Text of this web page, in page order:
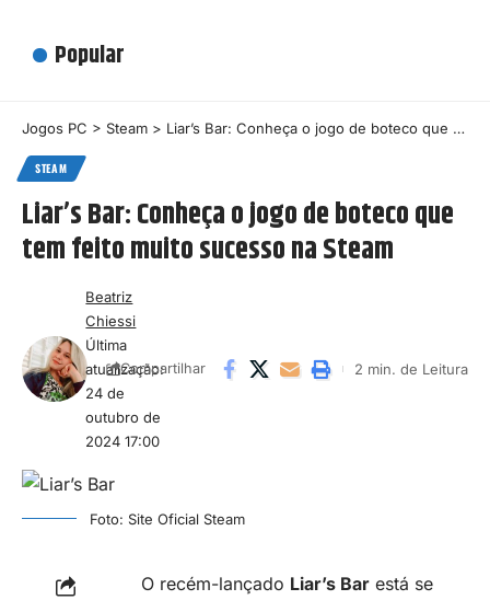
Popular
Jogos PC > Steam > Liar’s Bar: Conheça o jogo de boteco que tem feito muito sucesso na Steam
STEAM
Liar’s Bar: Conheça o jogo de boteco que
tem feito muito sucesso na Steam
Última
atualização:
24 de
outubro de
2024 17:00
Beatriz
Chiessi
Compartilhar 2 min. de Leitura
Foto: Site Oficial Steam
O recém-lançado Liar’s Bar está se